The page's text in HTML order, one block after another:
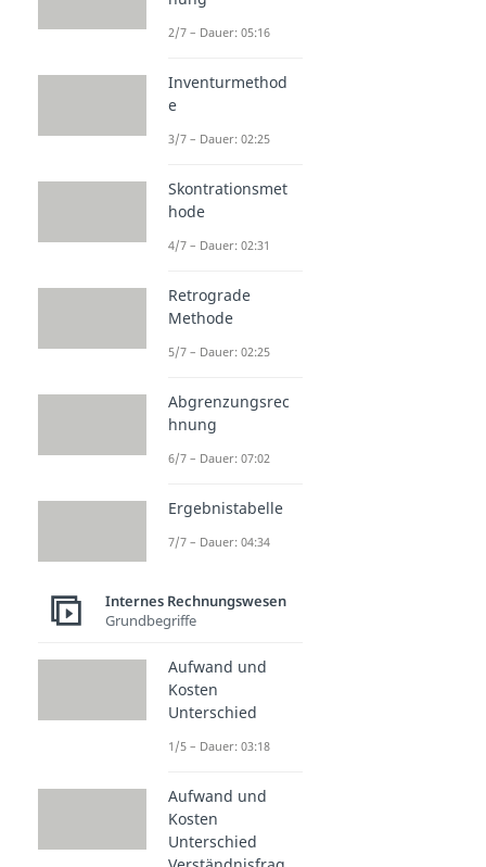
2/7 – Dauer: 05:16
Inventurmethod
e
3/7 – Dauer: 02:25
Skontrationsmet
hode
4/7 – Dauer: 02:31
Retrograde
Methode
5/7 – Dauer: 02:25
Abgrenzungsrec
hnung
6/7 – Dauer: 07:02
Ergebnistabelle
7/7 – Dauer: 04:34
Internes Rechnungswesen
Grundbegriffe
Aufwand und
Kosten
Unterschied
1/5 – Dauer: 03:18
Aufwand und
Kosten
Unterschied